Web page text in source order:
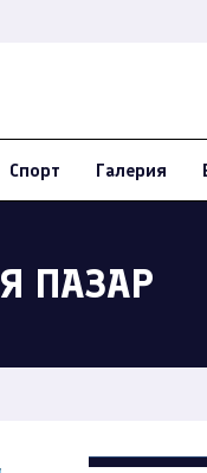
Спорт Галерия
ПАЗАР